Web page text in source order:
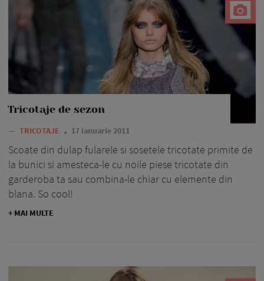
Tricotaje de sezon
— TRICOTAJE 17 ianuarie 2011
Scoate din dulap fularele si sosetele tricotate primite de
la bunici si amesteca-le cu noile piese tricotate din
garderoba ta sau combina-le chiar cu elemente din
blana. So cool!
+ MAI MULTE